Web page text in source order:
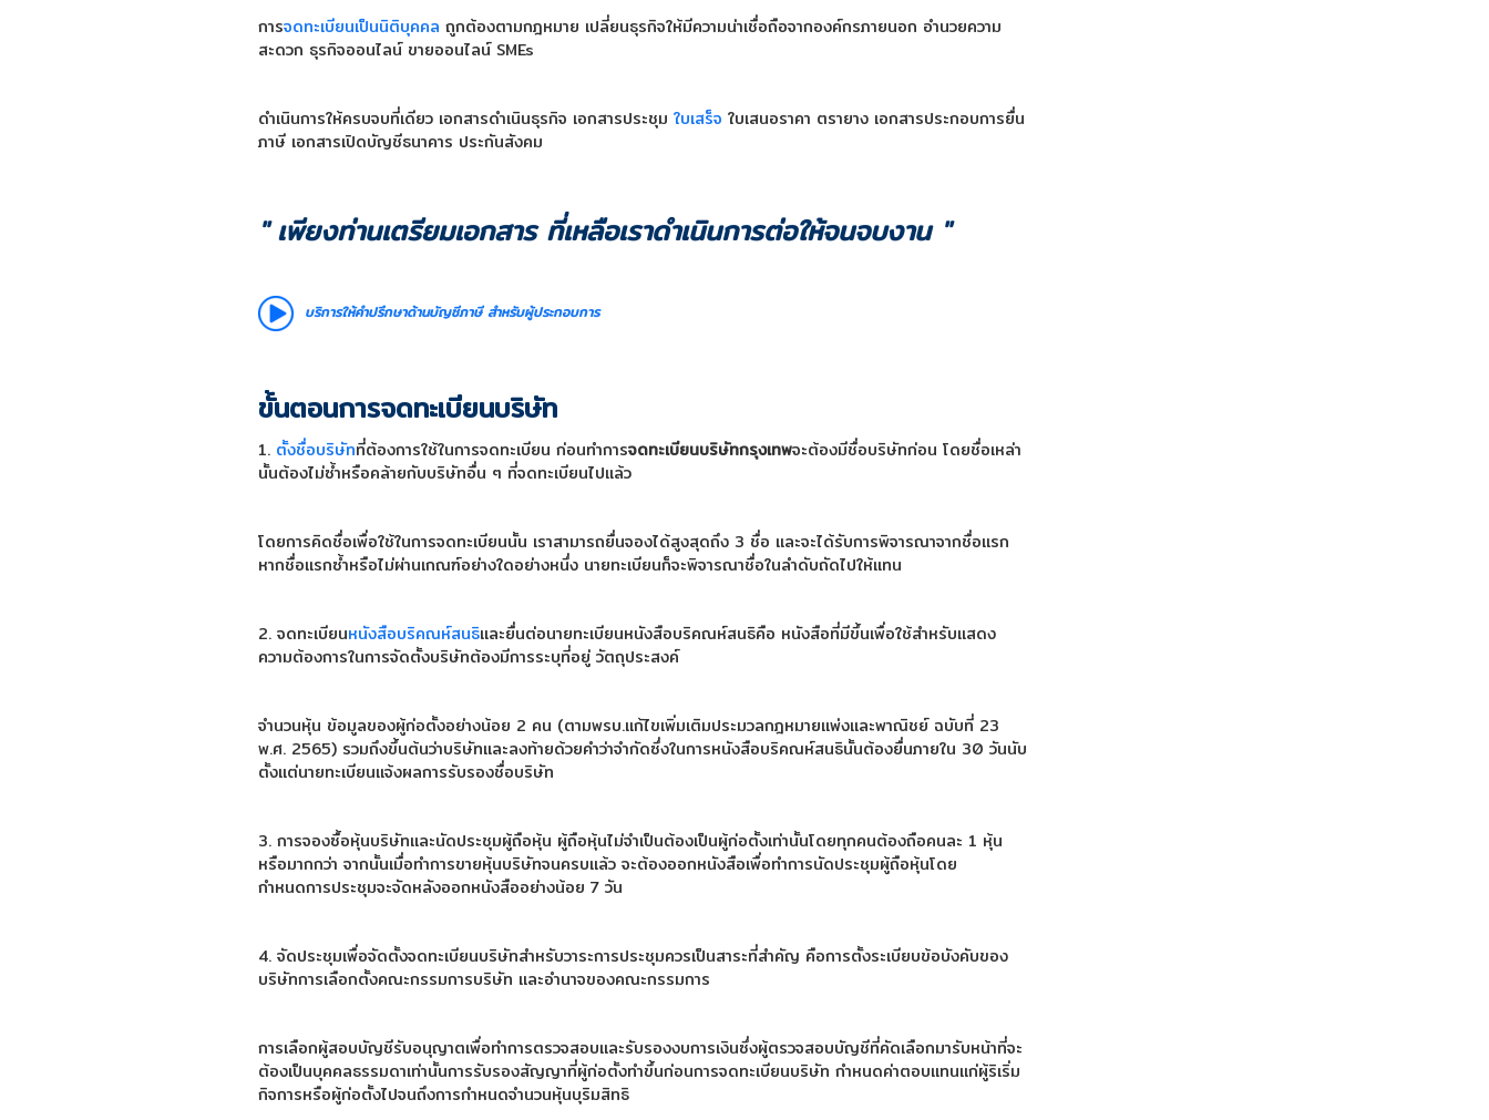
การจดทะเบียนเป็นนิติบุคคล ถูกต้องตามกฎหมาย เปลี่ยนธุรกิจให้มีความน่าเชื่อถือจากองค์กรภายนอก อำนวยความ
สะดวก ธุรกิจออนไลน์ ขายออนไลน์ SMEs
ดำเนินการให้ครบจบที่เดียว เอกสารดำเนินธุรกิจ เอกสารประชุม ใบเสร็จ ใบเสนอราคา ตรายาง เอกสารประกอบการยื่น
ภาษี เอกสารเปิดบัญชีธนาคาร ประกันสังคม
" เพียงท่านเตรียมเอกสาร ที่เหลือเราดำเนินการต่อให้จนจบงาน "
บริการให้คำปรึกษาด้านบัญชีภาษี สำหรับผู้ประกอบการ
ขั้นตอนการจดทะเบียนบริษัท
1. ตั้งชื่อบริษัทที่ต้องการใช้ในการจดทะเบียน ก่อนทำการจดทะเบียนบริษัทกรุงเทพจะต้องมีชื่อบริษัทก่อน โดยชื่อเหล่า
นั้นต้องไม่ซ้ำหรือคล้ายกับบริษัทอื่น ๆ ที่จดทะเบียนไปแล้ว
โดยการคิดชื่อเพื่อใช้ในการจดทะเบียนนั้น เราสามารถยื่นจองได้สูงสุดถึง 3 ชื่อ และจะได้รับการพิจารณาจากชื่อแรก
หากชื่อแรกซ้ำหรือไม่ผ่านเกณฑ์อย่างใดอย่างหนึ่ง นายทะเบียนก็จะพิจารณาชื่อในลำดับถัดไปให้แทน
2. จดทะเบียนหนังสือบริคณห์สนธิและยื่นต่อนายทะเบียนหนังสือบริคณห์สนธิคือ หนังสือที่มีขึ้นเพื่อใช้สำหรับแสดง
ความต้องการในการจัดตั้งบริษัทต้องมีการระบุที่อยู่ วัตถุประสงค์
จำนวนหุ้น ข้อมูลของผู้ก่อตั้งอย่างน้อย 2 คน (ตามพรบ.แก้ไขเพิ่มเติมประมวลกฎหมายแพ่งและพาณิชย์ ฉบับที่ 23
พ.ศ. 2565) รวมถึงขึ้นต้นว่าบริษัทและลงท้ายด้วยคำว่าจำกัดซึ่งในการหนังสือบริคณห์สนธินั้นต้องยื่นภายใน 30 วันนับ
ตั้งแต่นายทะเบียนแจ้งผลการรับรองชื่อบริษัท
3. การจองซื้อหุ้นบริษัทและนัดประชุมผู้ถือหุ้น ผู้ถือหุ้นไม่จำเป็นต้องเป็นผู้ก่อตั้งเท่านั้นโดยทุกคนต้องถือคนละ 1 หุ้น
หรือมากกว่า จากนั้นเมื่อทำการขายหุ้นบริษัทจนครบแล้ว จะต้องออกหนังสือเพื่อทำการนัดประชุมผู้ถือหุ้นโดย
กำหนดการประชุมจะจัดหลังออกหนังสืออย่างน้อย 7 วัน
4. จัดประชุมเพื่อจัดตั้งจดทะเบียนบริษัทสำหรับวาระการประชุมควรเป็นสาระที่สำคัญ คือการตั้งระเบียบข้อบังคับของ
บริษัทการเลือกตั้งคณะกรรมการบริษัท และอำนาจของคณะกรรมการ
การเลือกผู้สอบบัญชีรับอนุญาตเพื่อทำการตรวจสอบและรับรองงบการเงินซึ่งผู้ตรวจสอบบัญชีที่คัดเลือกมารับหน้าที่จะ
ต้องเป็นบุคคลธรรมดาเท่านั้นการรับรองสัญญาที่ผู้ก่อตั้งทำขึ้นก่อนการจดทะเบียนบริษัท กำหนดค่าตอบแทนแก่ผู้ริเริ่ม
กิจการหรือผู้ก่อตั้งไปจนถึงการกำหนดจำนวนหุ้นบุริมสิทธิ